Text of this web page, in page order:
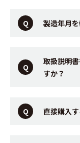
製造年月を
取扱説明
すか？
直接購入